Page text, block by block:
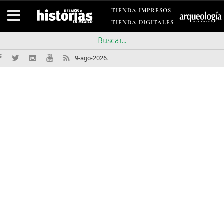
TIENDA IMPRESOS
TIENDA DIGITALES
9-ago-2026.